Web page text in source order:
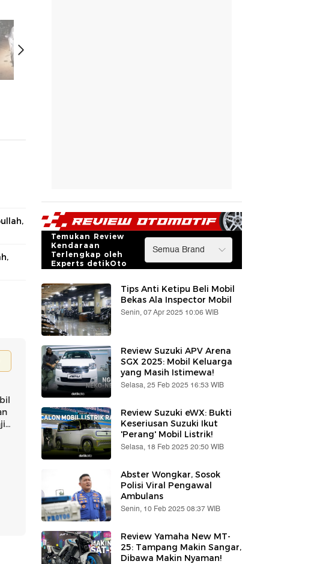
Temukan Review
Kendaraan
Terlengkap oleh
Experts detikOto
Tips Anti Ketipu Beli Mobil
Bekas Ala Inspector Mobil
Senin, 07 Apr 2025 10:06 WIB
Review Suzuki APV Arena
SGX 2025: Mobil Keluarga
yang Masih Istimewa!
Selasa, 25 Feb 2025 16:53 WIB
Review Suzuki eWX: Bukti
Keseriusan Suzuki Ikut
'Perang' Mobil Listrik!
Selasa, 18 Feb 2025 20:50 WIB
Abster Wongkar, Sosok
Polisi Viral Pengawal
Ambulans
Senin, 10 Feb 2025 08:37 WIB
Review Yamaha New MT-
25: Tampang Makin Sangar,
Dibawa Makin Nyaman!